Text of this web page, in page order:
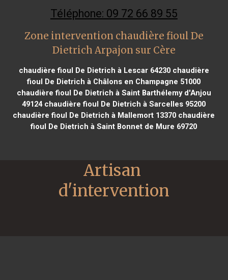
Téléphone: 09 72 66 89 55
Zone intervention chaudière fioul De
Dietrich Arpajon sur Cère
chaudière fioul De Dietrich à Lescar 64230chaudière
fioul De Dietrich à Châlons en Champagne 51000
chaudière fioul De Dietrich à Saint Barthélemy d'Anjou
49124chaudière fioul De Dietrich à Sarcelles 95200
chaudière fioul De Dietrich à Mallemort 13370 chaudière
fioul De Dietrich à Saint Bonnet de Mure 69720
Artisan
d'intervention